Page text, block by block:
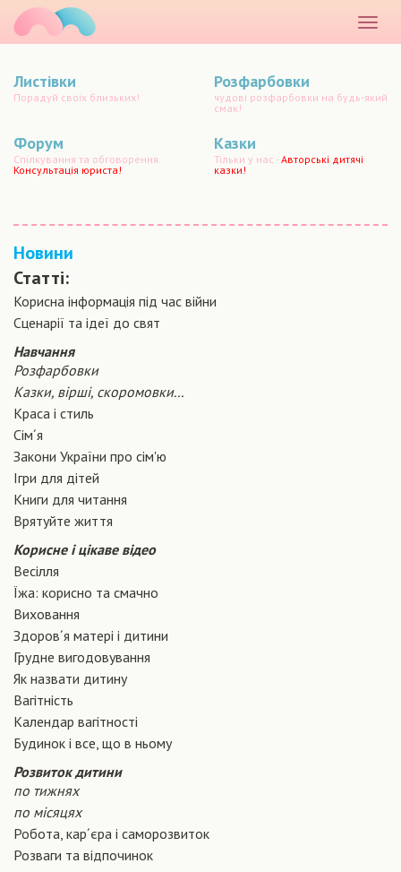
меню
Листівки
Порадуй своїх близьких!
Розфарбовки
чудові розфарбовки на будь-який
смак!
Форум
Спілкування та обговорення.
Консультація юриста!
Казки
Тільки у нас -Авторські дитячі
казки!
Новини
Статті:
Корисна інформація під час війни
Сценарiї та iдеї до свят
Навчання
Розфарбовки
Казки, вірші, скоромовки...
Краса і стиль
Сiм´я
Закони України про сiм'ю
Ігри для дітей
Книги для читання
Врятуйте життя
Корисне і цікаве відео
Весілля
Їжа: корисно та смачно
Виховання
Здоров´я матері і дитини
Грудне вигодовування
Як назвати дитину
Вагiтнiсть
Календар вагітності
Будинок і все, що в ньому
Розвиток дитини
по тижнях
по місяцях
Робота, кар´єра і саморозвиток
Розваги та відпочинок